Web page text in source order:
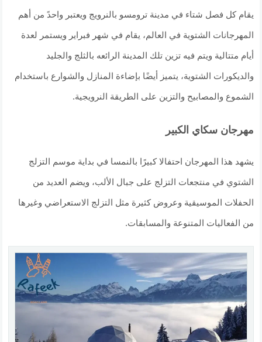
يقام كل فصل شتاء في مدينة ترومسو بالنرويج ويعتبر واحدً من أهم
المهرجانات الشتوية في العالم، يقام في شهر فبراير ويستمر لعدة
أيام متتالية ويتم فيه تزين تلك المدينة الرائعه بالثلج والجليد
والديكورات الشتوية، يتميز أيضًا بإضاءة المنازل والشوارع باستخدام
الشموع والمصابيح والتزين على الطريقة النرويجية.
مهرجان سكاي الكبير
يشهد هذا المهرجان احتفالا كبيرًا بالنمسا في بداية موسم التزلج
الشتوي في منتجعات التزلج على جبال الألب، ويضم العديد من
الحفلات الموسيقية وعروض كثيرة مثل التزلج الاستعراضي وغيرها
من الفعاليات المتنوعة والمسابقات.